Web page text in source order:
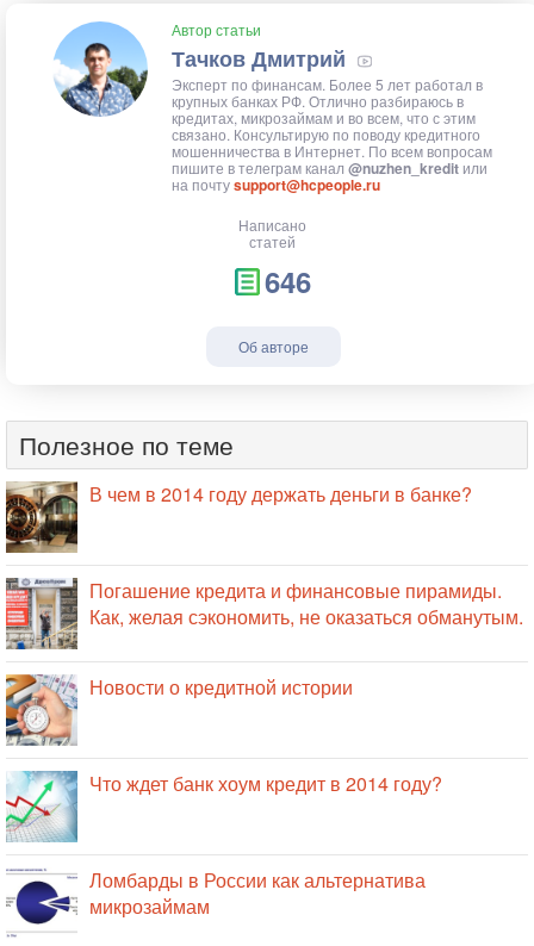
Автор статьи
Тачков Дмитрий
Эксперт по финансам. Более 5 лет работал в
крупных банках РФ. Отлично разбираюсь в
кредитах, микрозаймам и во всем, что с этим
связано. Консультирую по поводу кредитного
мошенничества в Интернет. По всем вопросам
пишите в телеграм канал @nuzhen_kredit или
на почтуsupport@hcpeople.ru
Написано
статей
646
Об авторе
Полезное по теме
В чем в 2014 году держать деньги в банке?
Погашение кредита и финансовые пирамиды.
Как, желая сэкономить, не оказаться обманутым.
Новости о кредитной истории
Что ждет банк хоум кредит в 2014 году?
Ломбарды в России как альтернатива
микрозаймам